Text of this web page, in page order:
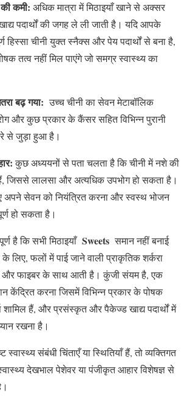
कमी: अधिक मात्रा में मिठाइयाँ खाने से अक्सर
पदार्थों की जगह ले ली जाती है। यदि आपके
हिस्सा चीनी युक्त स्नैक्स और पेय पदार्थों से बना है,
तत्व नहीं मिल पाएंगे जो समग्र स्वास्थ्य का
बढ़ गया: उच्च चीनी का सेवन मेटाबॉलिक
और कुछ प्रकार के कैंसर सहित विभिन्न पुरानी
से जुड़ा हुआ है।
कुछ अध्ययनों से पता चलता है कि चीनी में नशे की
लालसा और अत्यधिक उपभोग हो सकता है।
अपने सेवन को नियंत्रित करना और स्वस्थ भोजन
हो सकता है।
है कि सभी मिठाइयाँ Sweetsसमान नहीं बनाई
लिए, फलों में पाई जाने वाली प्राकृतिक शर्करा
और फाइबर के साथ आती है। कुंजी संयम है, एक
केंद्रित करना जिसमें विभिन्न प्रकार के पोषक
शामिल हैं, और प्रसंस्कृत और पैकेज्ड खाद्य पदार्थों में
रखना है।
स्वास्थ्य संबंधी चिंताएँ या स्थितियाँ हैं, तो व्यक्तिगत
देखभाल पेशेवर या पंजीकृत आहार विशेषज्ञ से